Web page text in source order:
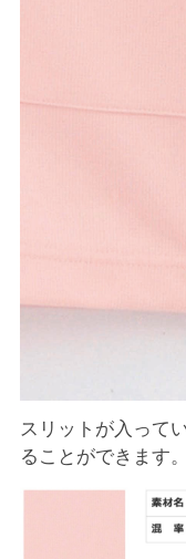
スリットが入って
ることができます。